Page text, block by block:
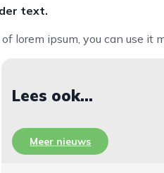
text.
lorem ipsum, you can use it
Lees ook...
Meer nieuws